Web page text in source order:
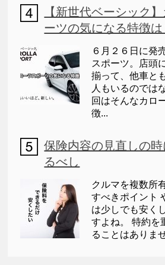
【新世代ベーシック
ーツの気になる特徴は
６月２６日に発
スポーツ。店頭
揃って、他車と
人もいるのでは
回はそんなカロ
徴...
保険内容の見直しの
るべし
クルマを複数所
すべきポイント
は少しでも安く
すよね。 特約を
ることはありま